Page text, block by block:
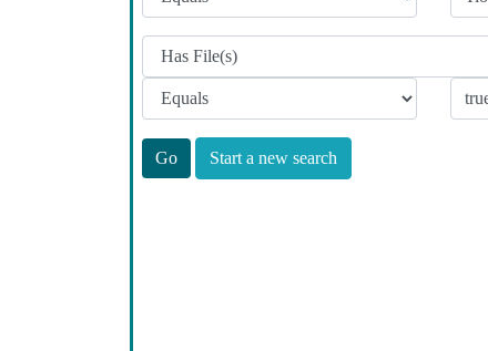
Start a new search